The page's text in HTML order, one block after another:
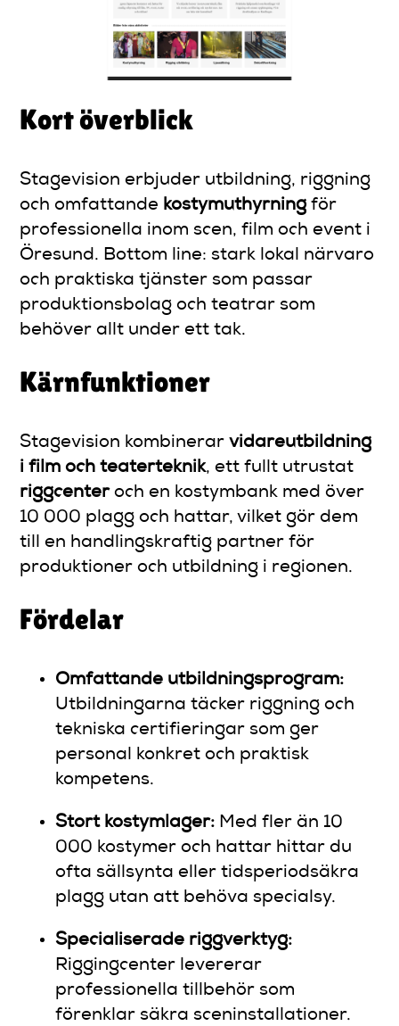
Kort överblick
Stagevision erbjuder utbildning, riggning
och omfattande kostymuthyrning för
professionella inom scen, film och event i
Öresund. Bottom line: stark lokal närvaro
och praktiska tjänster som passar
produktionsbolag och teatrar som
behöver allt under ett tak.
Kärnfunktioner
Stagevision kombinerarvidareutbildning
i film och teaterteknik, ett fullt utrustat
riggcenteroch en kostymbank med över
10 000 plagg och hattar, vilket gör dem
till en handlingskraftig partner för
produktioner och utbildning i regionen.
Fördelar
Omfattande utbildningsprogram:
Utbildningarna täcker riggning och
tekniska certifieringar som ger
personal konkret och praktisk
kompetens.
Stort kostymlager: Med fler än 10
000 kostymer och hattar hittar du
ofta sällsynta eller tidsperiodsäkra
plagg utan att behöva specialsy.
Specialiserade riggverktyg:
Riggingcenter levererar
professionella tillbehör som
förenklar säkra sceninstallationer.